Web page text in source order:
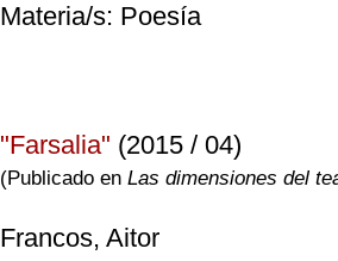
Materia/s: Poesía
"Farsalia" (2015 / 04)
(Publicado en Las dimensiones del
Francos, Aitor